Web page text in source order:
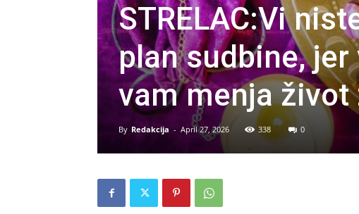
STRELAC:Vi
plan sudbine,
vam menja život
By Redakcija - April 27, 2026 338 0